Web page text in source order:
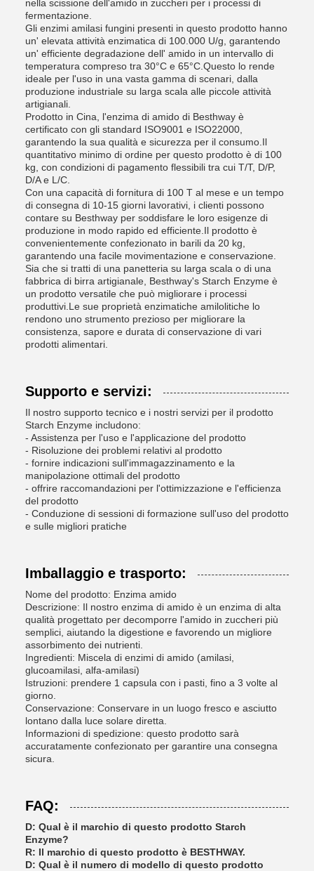
nella scissione dell'amido in zuccheri per i processi di
fermentazione.
Gli enzimi amilasi fungini presenti in questo prodotto hanno
un' elevata attività enzimatica di 100.000 U/g, garantendo
un' efficiente degradazione dell' amido in un intervallo di
temperatura compreso tra 30°C e 65°C.Questo lo rende
ideale per l'uso in una vasta gamma di scenari, dalla
produzione industriale su larga scala alle piccole attività
artigianali.
Prodotto in Cina, l'enzima di amido di Besthway è
certificato con gli standard ISO9001 e ISO22000,
garantendo la sua qualità e sicurezza per il consumo.Il
quantitativo minimo di ordine per questo prodotto è di 100
kg, con condizioni di pagamento flessibili tra cui T/T, D/P,
D/A e L/C.
Con una capacità di fornitura di 100 T al mese e un tempo
di consegna di 10-15 giorni lavorativi, i clienti possono
contare su Besthway per soddisfare le loro esigenze di
produzione in modo rapido ed efficiente.Il prodotto è
convenientemente confezionato in barili da 20 kg,
garantendo una facile movimentazione e conservazione.
Sia che si tratti di una panetteria su larga scala o di una
fabbrica di birra artigianale, Besthway's Starch Enzyme è
un prodotto versatile che può migliorare i processi
produttivi.Le sue proprietà enzimatiche amilolitiche lo
rendono uno strumento prezioso per migliorare la
consistenza, sapore e durata di conservazione di vari
prodotti alimentari.
Supporto e servizi:
Il nostro supporto tecnico e i nostri servizi per il prodotto
Starch Enzyme includono:
- Assistenza per l'uso e l'applicazione del prodotto
- Risoluzione dei problemi relativi al prodotto
- fornire indicazioni sull'immagazzinamento e la
manipolazione ottimali del prodotto
- offrire raccomandazioni per l'ottimizzazione e l'efficienza
del prodotto
- Conduzione di sessioni di formazione sull'uso del prodotto
e sulle migliori pratiche
Imballaggio e trasporto:
Nome del prodotto: Enzima amido
Descrizione: Il nostro enzima di amido è un enzima di alta
qualità progettato per decomporre l'amido in zuccheri più
semplici, aiutando la digestione e favorendo un migliore
assorbimento dei nutrienti.
Ingredienti: Miscela di enzimi di amido (amilasi,
glucoamilasi, alfa-amilasi)
Istruzioni: prendere 1 capsula con i pasti, fino a 3 volte al
giorno.
Conservazione: Conservare in un luogo fresco e asciutto
lontano dalla luce solare diretta.
Informazioni di spedizione: questo prodotto sarà
accuratamente confezionato per garantire una consegna
sicura.
FAQ:
D: Qual è il marchio di questo prodotto Starch
Enzyme?
R: Il marchio di questo prodotto è BESTHWAY.
D: Qual è il numero di modello di questo prodotto